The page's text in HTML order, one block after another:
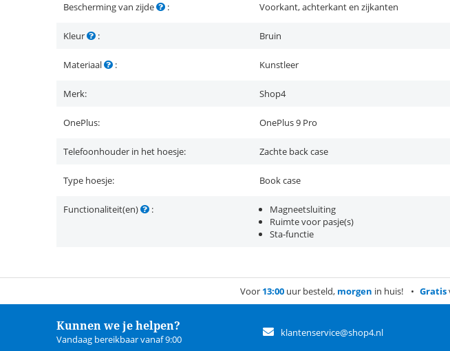
Bescherming van zijde : Voorkant, achterkant en zijkanten
Kleur : Bruin
Materiaal : Kunstleer
Merk: Shop4
OnePlus: OnePlus 9 Pro
Telefoonhouder in het hoesje: Zachte back case
Type hoesje: Book case
Functionaliteit(en) :
Magneetsluiting
Ruimte voor pasje(s)
Sta-functie
Voor 13:00 uur besteld, morgen in huis! Gratis
Kunnen we je helpen?
Vandaag bereikbaar vanaf 9:00
klantenservice@shop4.nl